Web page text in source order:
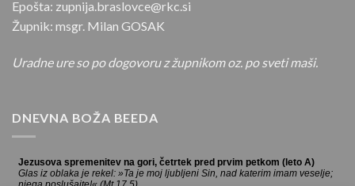
Epošta: zupnija.braslovce@rkc.si
Župnik: msgr. Milan GOSAK
Uradne ure so po dogovoru z župnikom oz. po sveti maši.
DNEVNA BOŽA BEEDA